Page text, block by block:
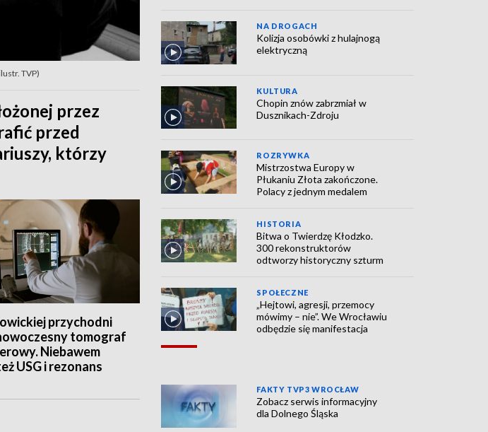
TVP)
przez
przed
którzy
przychodni
tomograf
Niebawem
USG i rezonans
NA DROGACH
Kolizja osobówki z hulajnogą
elektryczną
KULTURA
Chopin znów zabrzmiał w
Dusznikach-Zdroju
ROZRYWKA
Mistrzostwa Europy w
Płukaniu Złota zakończone.
Polacy z jednym medalem
HISTORIA
Bitwa o Twierdzę Kłodzko.
300 rekonstruktorów
odtworzy historyczny szturm
SPOŁECZNE
„Hejtowi, agresji, przemocy
mówimy – nie”. We Wrocławiu
odbędzie się manifestacja
FAKTY TVP3 WROCŁAW
Zobacz serwis informacyjny
dla Dolnego Śląska